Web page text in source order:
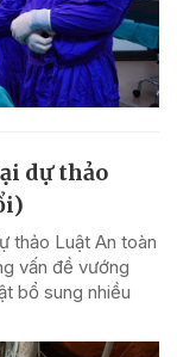
dự thảo
thảo Luật An toàn
vấn đề vướng
bổ sung nhiều